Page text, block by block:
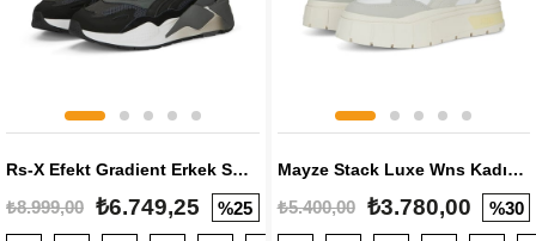
Rs-X Efekt Gradient Erkek Sneaker
₺8.999,00 ₺6.749,25 %25
Mayze Stack Luxe Wns Kadın Sneaker
₺5.400,00 ₺3.780,00 %30